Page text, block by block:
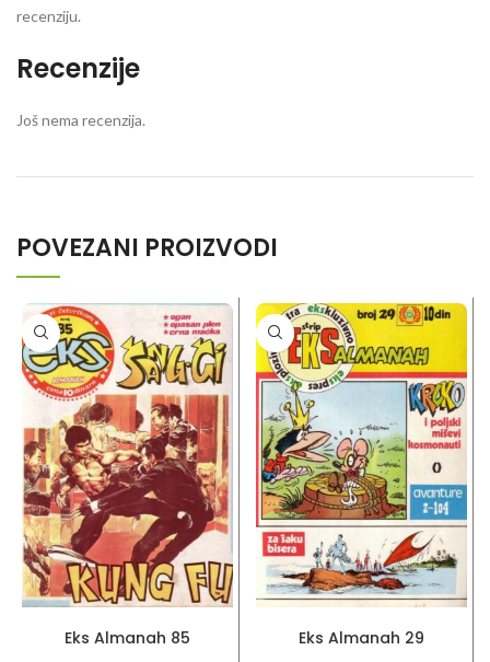
Recenzije
Još nema recenzija.
recenziju.
POVEZANI PROIZVODI
Eks Almanah 85 Eks Almanah 29